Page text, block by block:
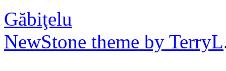
Găbiţelu
NewStone theme by TerryL